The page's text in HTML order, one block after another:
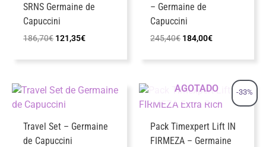
SRNS Germaine de
Capuccini
186,70€ El
original
121,35€El
actual
– Germaine de
Capuccini
245,40€ El
original
184,00€El
actual
184,00€.
Travel Set – Germaine
de Capuccini
-33%
AGOTADO
Pack Timexpert Lift IN
FIRMEZA – Germaine